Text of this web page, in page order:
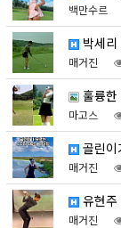
백만수르
박세
매거진
훌륭
마고스
골린이
매거진
유현
매거진